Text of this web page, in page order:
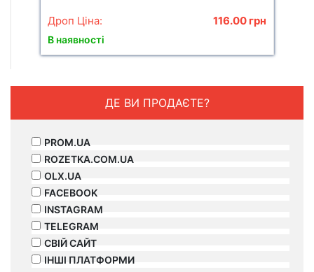
Дроп Ціна: 116.00 грн
В наявності
ДЕ ВИ ПРОДАЄТЕ?
PROM.UA
ROZETKA.COM.UA
OLX.UA
FACEBOOK
INSTAGRAM
TELEGRAM
СВІЙ САЙТ
ІНШІ ПЛАТФОРМИ